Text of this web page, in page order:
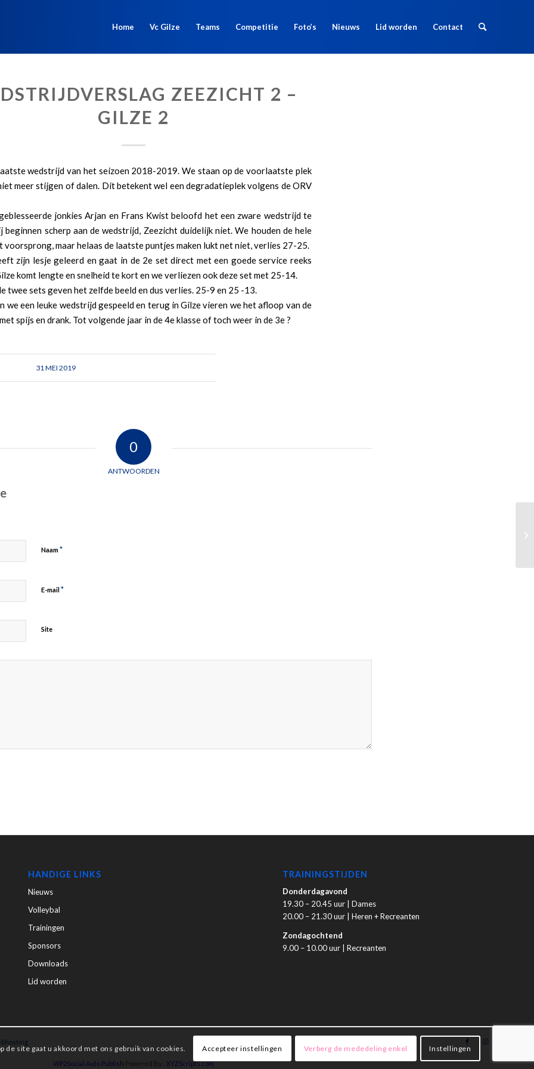
Home Vc Gilze Teams Competitie Foto’s Nieuws Lid worden Contact
ZEEZICHT 2 –
GILZE 2
wedstrijd van het seizoen 2018-2019. We staan op de voorlaatste plek
meer stijgen of dalen. Dit betekent wel een degradatieplek volgens de ORV
jonkies Arjan en Frans Kwist beloofd het een zware wedstrijd te
beginnen scherp aan de wedstrijd, Zeezicht duidelijk niet. We houden de hele
voorsprong, maar helaas de laatste puntjes maken lukt net niet, verlies 27-25.
zijn lesje geleerd en gaat in de 2e set direct met een goede service reeks
komt lengte en snelheid te kort en we verliezen ook deze set met 25-14.
twee sets geven het zelfde beeld en dus verlies. 25-9 en 25 -13.
we een leuke wedstrijd gespeeld en terug in Gilze vieren we het afloop van de
spijs en drank. Tot volgende jaar in de 4e klasse of toch weer in de 3e ?
31 MEI 2019
0
ANTWOORDEN
Naam*
E-mail *
Site
HANDIGE LINKS
Nieuws
Volleybal
Trainingen
Sponsors
Downloads
Lid worden
TRAININGSTIJDEN
Donderdagavond
19.30 – 20.45 uur | Dames
20.00 – 21.30 uur | Heren + Recreanten
Zondagochtend
9.00 – 10.00 uur | Recreanten
site gaat u akkoord met ons gebruik van cookies. Accepteer instellingen Verberg de mededeling enkel Instellingen
WP2Social Auto Publish Powered By : XYZScripts.com